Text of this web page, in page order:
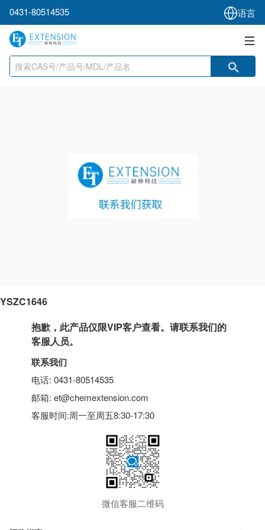
0431-80514535 语言
YSZC1646
抱歉，此产品仅限VIP客户查看。请联系我们的
客服人员。
联系我们
电话: 0431-80514535
邮箱: et@chemextension.com
客服时间:周一至周五8:30-17:30
微信客服二维码